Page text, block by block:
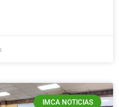
IMCA NOTICIAS